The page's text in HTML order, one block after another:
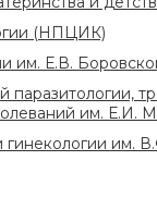
(НПЦИК)
им. Е.В.
паразитологии,
им. Е.И.
гинекологии им.